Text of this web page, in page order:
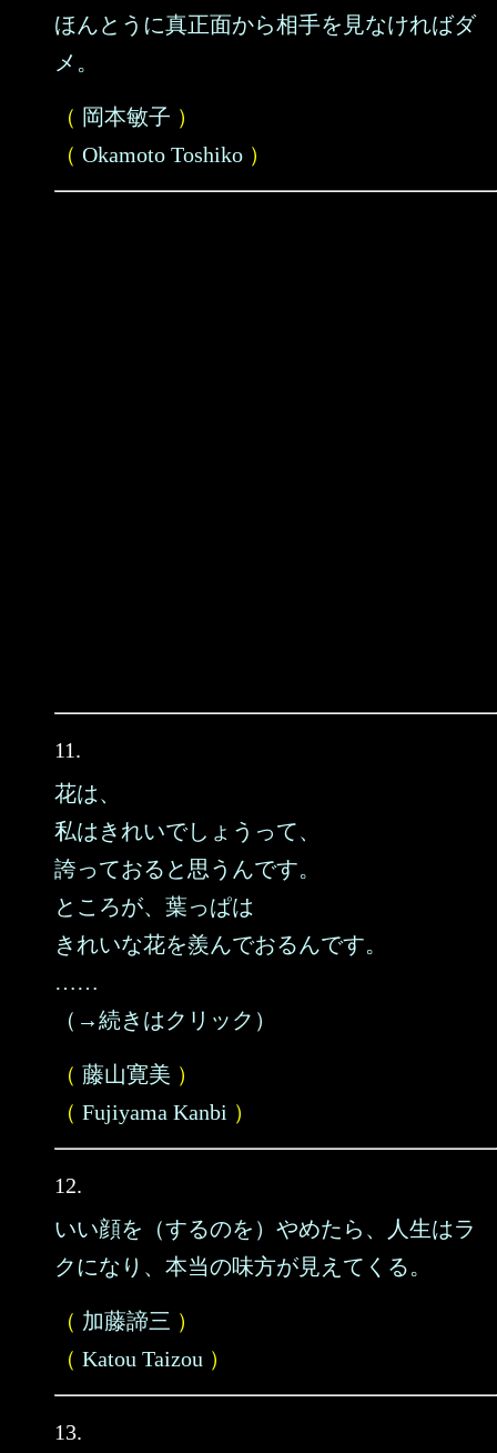
ほんとうに真正面から相手を見なければダ
メ。
（ 岡本敏子 ）
（ Okamoto Toshiko ）
11.
花は、
私はきれいでしょうって、
誇っておると思うんです。
ところが、葉っぱは
きれいな花を羨んでおるんです。
……
（→続きはクリック）
（ 藤山寛美 ）
（ Fujiyama Kanbi ）
12.
いい顔を（するのを）やめたら、人生はラ
クになり、本当の味方が見えてくる。
（ 加藤諦三 ）
（ Katou Taizou ）
13.